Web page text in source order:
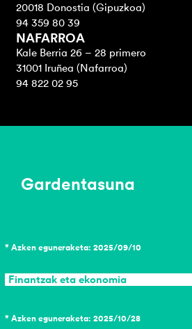
20018 Donostia (Gipuzkoa)
94 359 80 39
NAFARROA
Kale Berria 26 – 28 primero
31001 Iruñea (Nafarroa)
94 822 02 95
Gardentasuna
* Azken eguneraketa: 2025/09/10
Finantzak eta ekonomia
* Azken eguneraketa: 2025/10/28